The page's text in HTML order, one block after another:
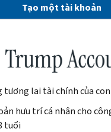
Tạo một tài khoản
tương lai tài chính của
hưu trí cá nhân cho
tuổi